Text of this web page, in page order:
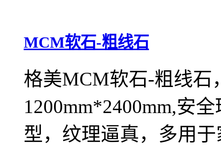
MCM软石-粗线石
格美MCM软石-粗线石
1200mm*2400mm,安
型，纹理逼真，多用